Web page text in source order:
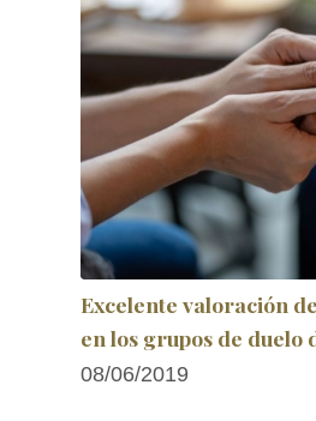
Excelente valoración
en los grupos de duelo
08/06/2019